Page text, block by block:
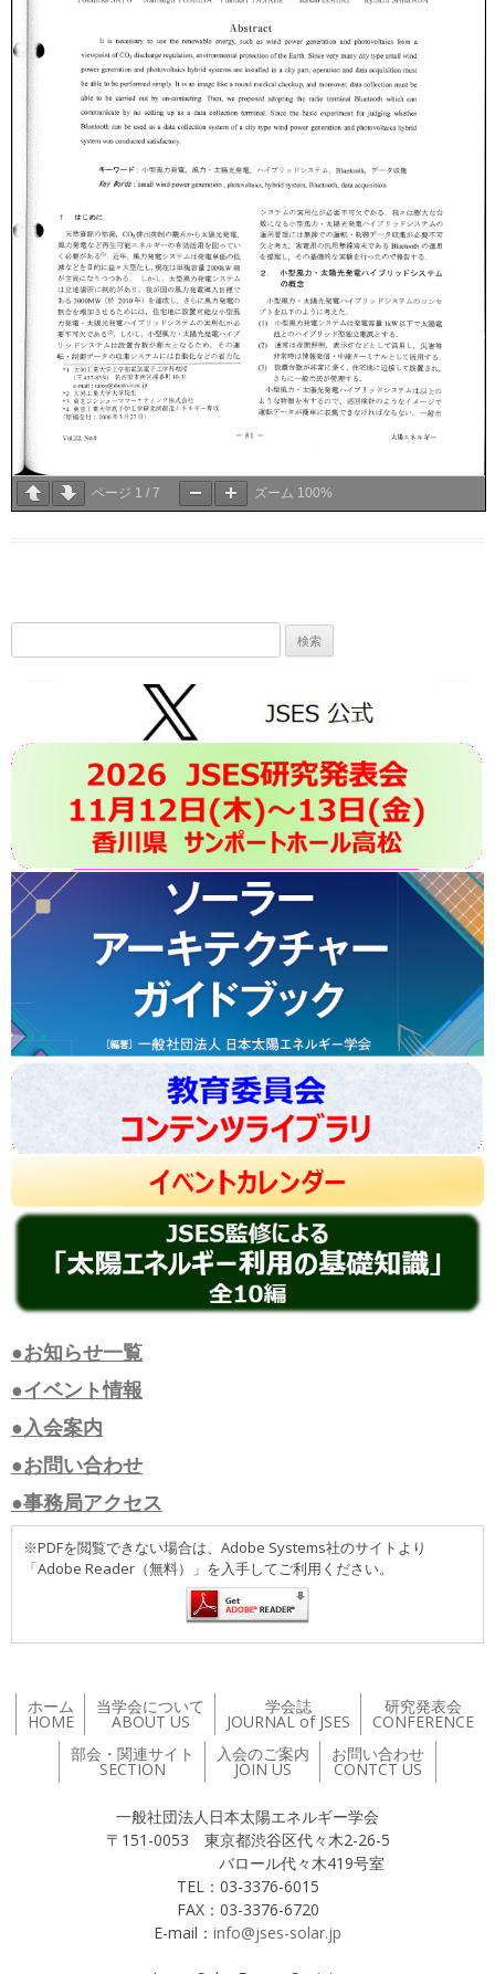
ページ 1 / 7 ズーム 100%
索:
●お知らせ一覧
●イベント情報
●入会案内
●お問い合わせ
●事務局アクセス
※PDFを閲覧できない場合は、Adobe Systems社のサイトより
「Adobe Reader（無料）」を入手してご利用ください。
ホーム
HOME
当学会について
ABOUT US
学会誌
JOURNAL of JSES
研究発表会
CONFERENCE
部会・関連サイト
SECTION
入会のご案内
JOIN US
お問い合わせ
CONTCT US
一般社団法人日本太陽エネルギー学会
〒151-0053 東京都渋谷区代々木2-26-5
バロール代々木419号室
TEL：03-3376-6015
FAX：03-3376-6720
E-mail： info@jses-solar.jp